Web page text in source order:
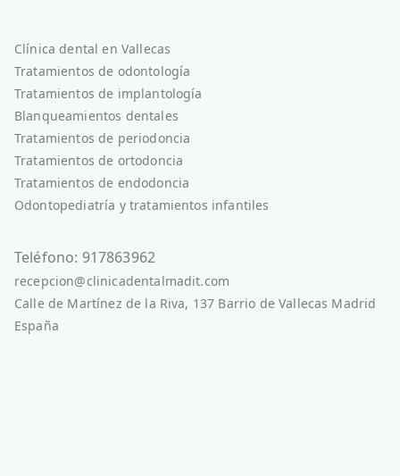
Clínica dental en Vallecas
Tratamientos de odontología
Tratamientos de implantología
Blanqueamientos dentales
Tratamientos de periodoncia
Tratamientos de ortodoncia
Tratamientos de endodoncia
Odontopediatría y tratamientos infantiles
Teléfono: 917863962
recepcion@clinicadentalmadit.com
Calle de Martínez de la Riva, 137 Barrio de Vallecas Madrid
España